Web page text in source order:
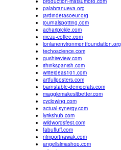
palabranueva.org
jardindetasoeur.org
journalspotting.com
acharipickle.com
mezu-coffee.com
ionianenvironmentfoundation.org
techoscience.com
gushireview.com
ithinkspanish.com
writeideas101.com
artfullposters.com
barnstable-democrats.com
maggiemakesitbetter.com
cyclowing.com
actual-synergy.com
lyrikshub.com
wildwordsfest.com
fabufluff.com
nimportnawak.com
angelisimashop.com